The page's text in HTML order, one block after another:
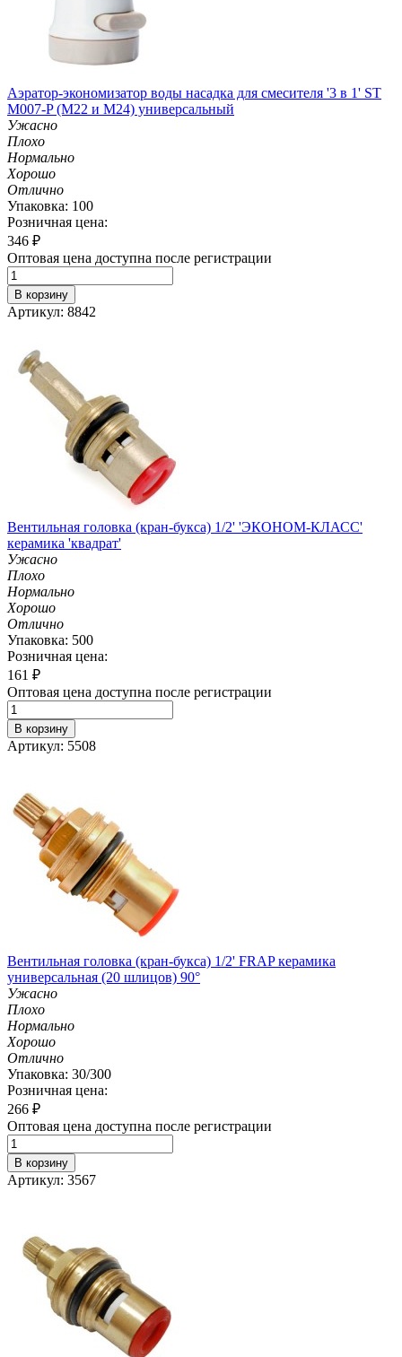
Аэратор-экономизатор воды насадка для смесителя '3 в 1' ST
M007-P (М22 и M24) универсальный
Ужасно
Плохо
Нормально
Хорошо
Отлично
Упаковка: 100
Розничная цена:
346 ₽
Оптовая цена доступна после регистрации
В корзину
Артикул: 8842
Вентильная головка (кран-букса) 1/2' 'ЭКОНОМ-КЛАСС'
керамика 'квадрат'
Ужасно
Плохо
Нормально
Хорошо
Отлично
Упаковка: 500
Розничная цена:
161 ₽
Оптовая цена доступна после регистрации
В корзину
Артикул: 5508
Вентильная головка (кран-букса) 1/2' FRAP керамика
универсальная (20 шлицов) 90°
Ужасно
Плохо
Нормально
Хорошо
Отлично
Упаковка: 30/300
Розничная цена:
266 ₽
Оптовая цена доступна после регистрации
В корзину
Артикул: 3567